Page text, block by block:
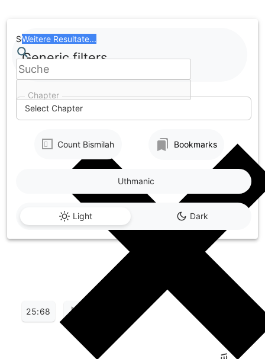
to
content
Chapter
Select Chapter
Search
Weitere Resultate...
Generic filters
Count Bismilah Bookmarks
Light Dark
Uthmanic
25:68